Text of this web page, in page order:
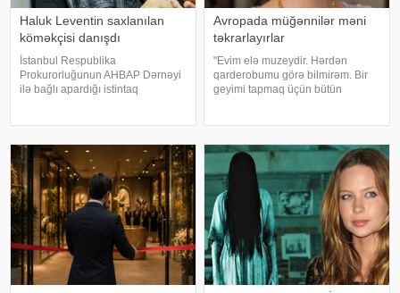
Haluk Leventin saxlanılan
köməkçisi danışdı
İstanbul Respublika
Prokurorluğunun AHBAP Dərnəyi
ilə bağlı apardığı istintaq
yerli KİV-in məlumatına görə,
Haluk Leventin köməkçis
Avropada müğənnilər məni
təkrarlayırlar
"Evim elə muzeydir. Hərdən
qarderobumu görə bilmirəm. Bir
geyimi tapmaq üçün bütün
bildirir ki, bu sözləri Əməkdar artis